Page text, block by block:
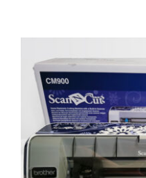
Hobbyplotter: